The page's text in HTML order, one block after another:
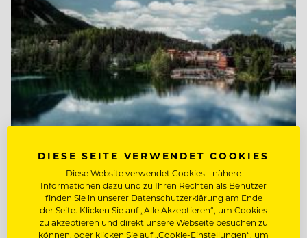
TOP ARBEITGEBER
Hotel Hochschober
DIESE SEITE VERWENDET COOKIES
Diese Website verwendet Cookies - nähere
Informationen dazu und zu Ihren Rechten als Benutzer
finden Sie in unserer Datenschutzerklärung am Ende
der Seite. Klicken Sie auf „Alle Akzeptieren“, um Cookies
zu akzeptieren und direkt unsere Webseite besuchen zu
können, oder klicken Sie auf „Cookie-Einstellungen“, um